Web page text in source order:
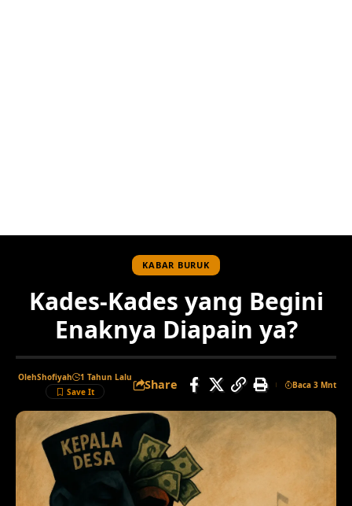
KABAR BURUK
Kades-Kades yang Begini
Enaknya Diapain ya?
OlehShofiyah 1 Tahun Lalu Share Baca 3 Mnt